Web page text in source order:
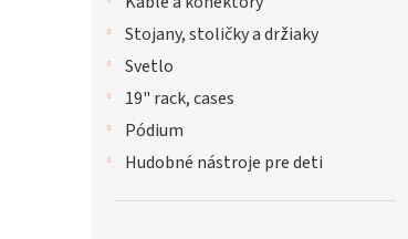
Stojany, stoličky a držiaky
Svetlo
19" rack, cases
Pódium
Hudobné nástroje pre deti